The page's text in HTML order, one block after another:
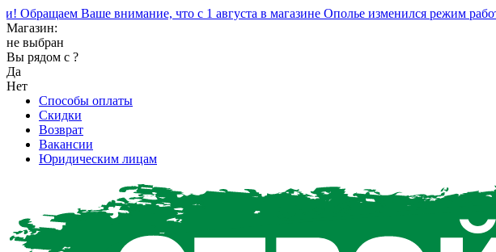
Ваше внимание, что с 1 августа в магазине Ополье изменился режим работы.
Магазин:
не выбран
Вы рядом с ?
Да
Нет
Способы оплаты
Скидки
Возврат
Вакансии
Юридическим лицам